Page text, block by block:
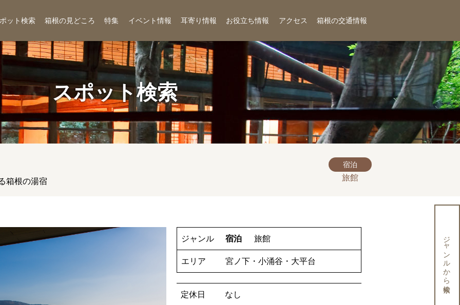
ット検索 箱根の見どころ 特集 イベント情報 耳寄り情報 お役立ち情報 アクセス 箱根の交通情報
スポット検索
箱根の湯宿
宿泊
旅館
ジャンル 宿泊 旅館
エリア 宮ノ下・小涌谷・大平台
定休日 なし
ジャンルから検索